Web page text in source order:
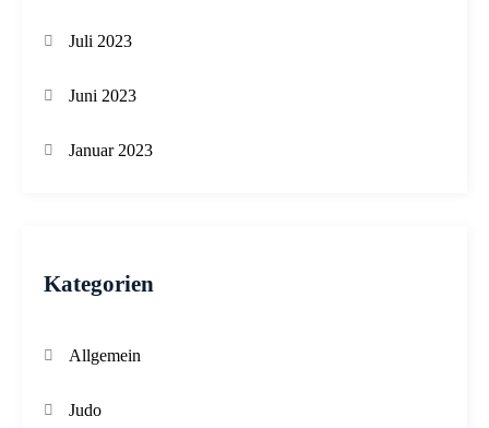
Juli 2023
Juni 2023
Januar 2023
Kategorien
Allgemein
Judo